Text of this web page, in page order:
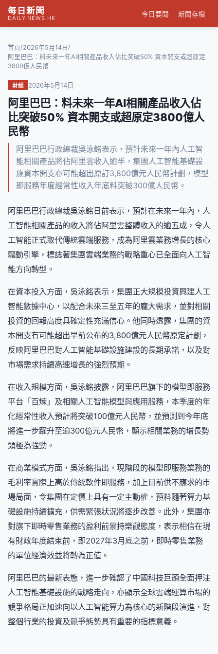
每日新聞
DAILY NEWS HK
今日要聞 新聞存檔
首頁/2026年5月14日 /
阿里巴巴：料未來一年AI相關產品收入佔比突破50% 資本開支或超原定
3800億人民幣
財經 2026年5月14日
阿里巴巴：料未來一年AI相關產品收入佔
比突破50% 資本開支或超原定3800億人
民幣
阿里巴巴行政總裁吳泳銘表示，預計未來一年內人工智
能相關產品將佔阿里雲收入逾半，集團人工智能基礎設
施資本開支亦可能超出原訂3,800億元人民幣計劃，模型
即服務年度經常性收入年底料突破300億人民幣。
阿里巴巴行政總裁吳泳銘日前表示，預計在未來一年內，人
工智能相關產品的收入將佔阿里雲整體收入的逾五成，令人
工智能正式取代傳統雲端服務，成為阿里雲業務增長的核心
驅動引擎，標誌著集團雲端業務的戰略重心已全面向人工智
能方向轉型。
在資本投入方面，吳泳銘表示，集團正大規模投資興建人工
智能數據中心，以配合未來三至五年的龐大需求，並對相關
投資的回報高度具確定性充滿信心。他同時透露，集團的資
本開支有可能超出早前公布的3,800億元人民幣原定計劃，
反映阿里巴巴對人工智能基礎設施建設的長期承諾，以及對
市場需求持續高速增長的強烈預期。
在收入規模方面，吳泳銘披露，阿里巴巴旗下的模型即服務
平台「百煉」及相關人工智能模型與應用服務，本季度的年
化經常性收入預計將突破100億元人民幣，並預測到今年底
將進一步躍升至逾300億元人民幣，顯示相關業務的增長勢
頭極為強勁。
在商業模式方面，吳泳銘指出，現階段的模型即服務業務的
毛利率實際上高於傳統軟件即服務，加上目前供不應求的市
場局面，令集團在定價上具有一定主動權，預料隨著算力基
礎設施持續擴充，供需緊張狀況將逐步改善。此外，集團亦
對旗下即時零售業務的盈利前景持樂觀態度，表示相信在現
有財政年度結束前，即2027年3月底之前，即時零售業務
的單位經濟效益將轉為正值。
阿里巴巴的最新表態，進一步確認了中國科技巨頭全面押注
人工智能基礎設施的戰略走向，亦顯示全球雲端運算市場的
競爭格局正加速向以人工智能算力為核心的新階段演進，對
整個行業的投資及競爭態勢具有重要的指標意義。